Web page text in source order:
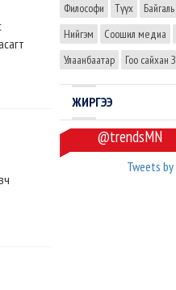
Философи
Түүх
Нийгэм
Соошил медиа
Улаанбаатар
Гоо сайхан
ЖИРГЭЭ
@trendsMN
Tweets